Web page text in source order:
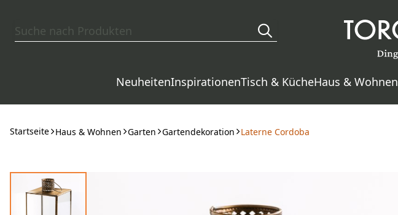
NeuheitenInspirationenTisch & KücheHaus & Wohnen
Startseite Haus & Wohnen Garten Gartendekoration Laterne Cordoba